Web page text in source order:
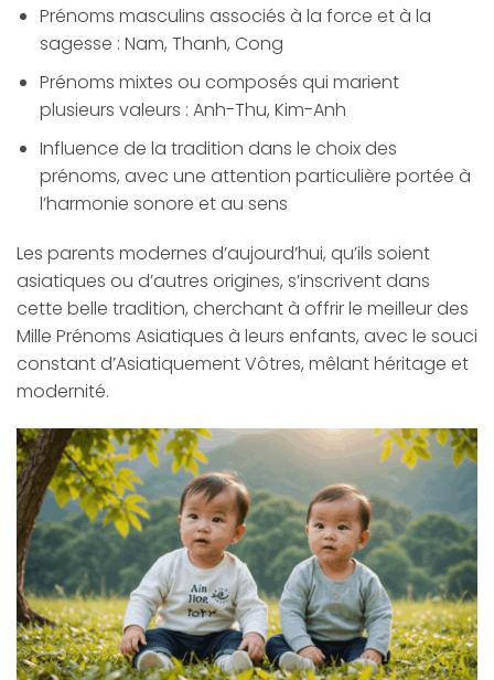
Prénoms masculins associés à la force et à la
sagesse : Nam, Thanh, Cong
Prénoms mixtes ou composés qui marient
plusieurs valeurs : Anh-Thu, Kim-Anh
Influence de la tradition dans le choix des
prénoms, avec une attention particulière portée à
l’harmonie sonore et au sens
Les parents modernes d’aujourd’hui, qu’ils soient
asiatiques ou d’autres origines, s’inscrivent dans
cette belle tradition, cherchant à offrir le meilleur des
Mille Prénoms Asiatiques à leurs enfants, avec le souci
constant d’Asiatiquement Vôtres, mêlant héritage et
modernité.